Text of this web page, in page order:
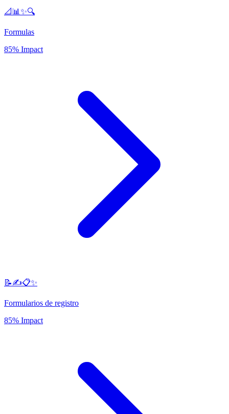
📐📊✨🔍
Formulas
85% Impact
📝✍️📋✨
Formularios de registro
85% Impact